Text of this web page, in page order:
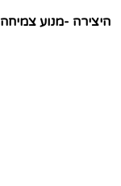
היצירה -מנוע